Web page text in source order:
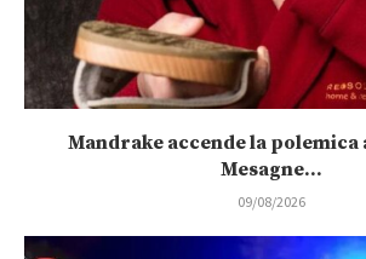
Mandrake accende la polemica
Mesagne...
09/08/2026